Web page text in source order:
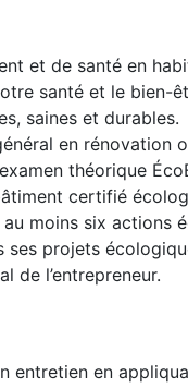
et de santé en
santé et le bien-
saines et durables.
en rénovation
théorique
certifié
moins six actions
projets
de l’entrepreneur.
en